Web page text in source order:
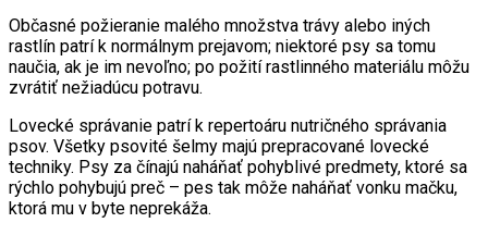
Občasné požieranie malého množstva trávy alebo iných
rastlín patrí k normálnym prejavom; niektoré psy sa tomu
naučia, ak je im nevoľno; po požití rastlinného materiálu môžu
zvrátiť nežiadúcu potravu.
Lovecké správanie patrí k repertoáru nutričného správania
psov. Všetky psovité šelmy majú prepracované lovecké
techniky. Psy za čínajú naháňať pohyblivé predmety, ktoré sa
rýchlo pohybujú preč – pes tak môže naháňať vonku mačku,
ktorá mu v byte neprekáža.